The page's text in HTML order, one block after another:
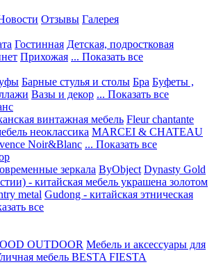
Отзывы Галерея
Гостинная Детская, подростковая
Прихожая ... Показать все
Барные стулья и столы Бра Буфеты ,
Вазы и декор ... Показать все
винтажная мебель Fleur chantante
неоклассика MARCEI & CHATEAU
Noir&Blanc ... Показать все
зеркала ByObject Dynasty Gold
- китайская мебель украшена золотом
metal Gudong - китайская этническая
все
OUTDOOR Мебель и аксессуары для
мебель BESTA FIESTA